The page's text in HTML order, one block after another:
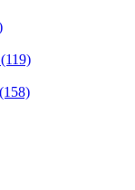
(119)
(158)